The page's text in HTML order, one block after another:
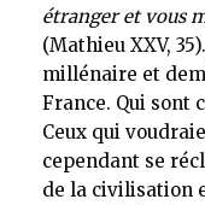
étranger et vous
(Mathieu XXV,
millénaire et
France. Qui sont
Ceux qui
cependant se
de la civilisation